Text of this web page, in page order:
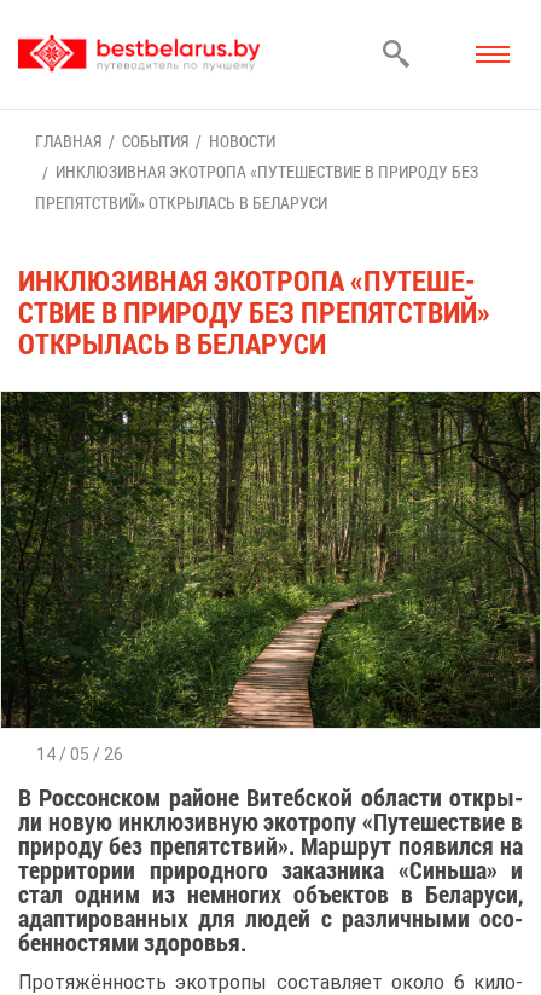
ГЛАВ­НАЯ СО­БЫ­ТИЯ
НО­ВО­СТИ
ИН­КЛЮ­ЗИВ­НАЯ ЭКО­ТРО­ПА «ПУ­ТЕ­ШЕ­СТВИЕ В ПРИ­РО­ДУ БЕЗ
ПРЕ­ПЯТ­СТВИЙ» ОТ­КРЫ­ЛАСЬ В БЕ­ЛА­РУ­СИ
ИН­КЛЮ­ЗИВ­НАЯ ЭКО­ТРО­ПА «ПУ­ТЕ­ШЕ­
СТВИЕ В ПРИ­РО­ДУ БЕЗ ПРЕ­ПЯТ­СТВИЙ»
ОТ­КРЫ­ЛАСЬ В БЕ­ЛА­РУ­СИ
14 / 05 / 26
В Рос­сон­ском рай­оне Ви­теб­ской об­ла­сти от­кры­
ли но­вую ин­клю­зив­ную эко­тро­пу «Пу­те­ше­ствие в
при­ро­ду без пре­пят­ствий». Марш­рут по­явил­ся на
тер­ри­то­рии при­род­но­го за­каз­ни­ка «Синь­ша» и
стал од­ним из немно­гих объ­ек­тов в Бе­ла­ру­си,
адап­ти­ро­ван­ных для лю­дей с раз­лич­ны­ми осо­
бен­но­стя­ми здо­ро­вья.
Про­тя­жён­ность эко­тро­пы со­став­ля­ет око­ло 6 ки­ло­